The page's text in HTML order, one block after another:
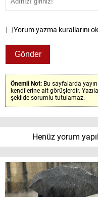
Yorum yazma kurallarını
Önemli Not: Bu sayfalarda
kendilerine ait görüşlerdir.
şekilde sorumlu tutulamaz.
Henüz yorum